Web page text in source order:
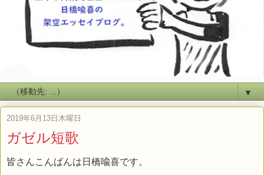
▼
2019年6月13日木曜日
ガゼル短歌
皆さんこんばんは日橋喩喜です。